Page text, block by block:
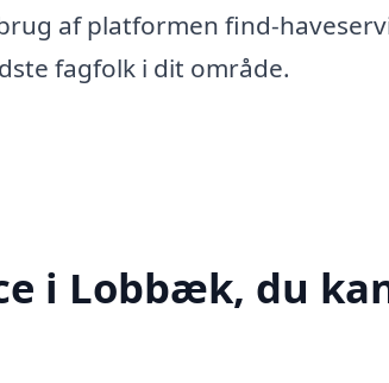
af platformen find-
fagfolk i dit område.
i Lobbæk, du